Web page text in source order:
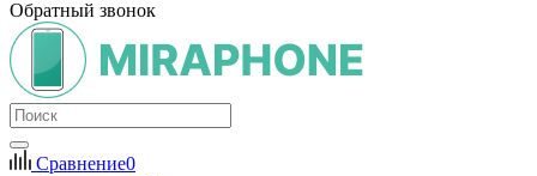
Обратный звонок
Сравнение0